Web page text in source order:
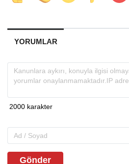
YORUMLAR
Gönder